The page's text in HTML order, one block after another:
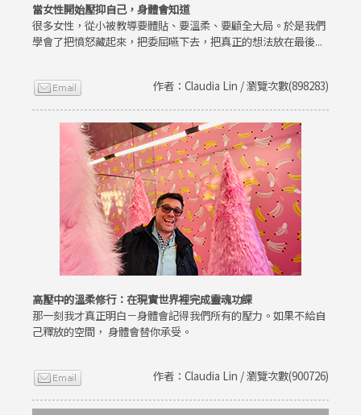
當女性開始壓抑自己，身體會知道
很多女性，從小被教導要體貼、要溫柔、要顧全大局。於是我們
學會了把憤怒藏起來，把委屈嚥下去，把真正的想法放在最後...
作者：Claudia Lin / 瀏覽次數(898283)
高壓中的溫柔修行：在現實世界裡完成靈魂功課
那一刻我才真正明白－身體會記得我們所有的壓力。如果不給自
己釋放的空間， 身體會替你承受。
作者：Claudia Lin / 瀏覽次數(900726)